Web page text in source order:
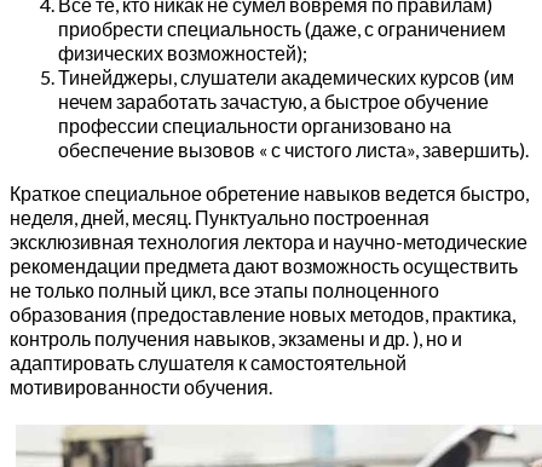
Все те, кто никак не сумел вовремя по правилам)
приобрести специальность (даже, с ограничением
физических возможностей);
Тинейджеры, слушатели академических курсов (им
нечем заработать зачастую, а быстрое обучение
профессии специальности организовано на
обеспечение вызовов « с чистого листа», завершить).
Краткое специальное обретение навыков ведется быстро,
неделя, дней, месяц. Пунктуально построенная
эксклюзивная технология лектора и научно-методические
рекомендации предмета дают возможность осуществить
не только полный цикл, все этапы полноценного
образования (предоставление новых методов, практика,
контроль получения навыков, экзамены и др. ), но и
адаптировать слушателя к самостоятельной
мотивированности обучения.